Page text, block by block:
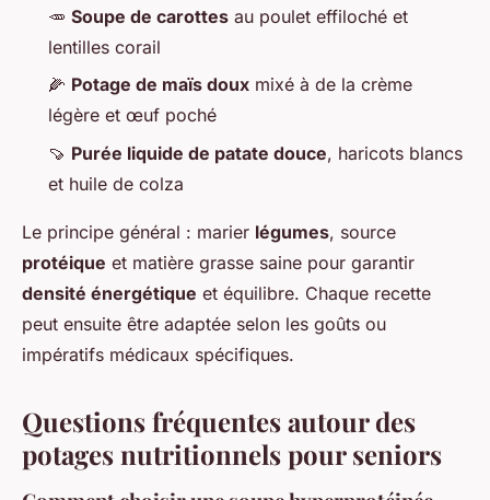
🥕 Soupe de carottes au poulet effiloché et
lentilles corail
🌽 Potage de maïs doux mixé à de la crème
légère et œuf poché
🍠 Purée liquide de patate douce, haricots blancs
et huile de colza
Le principe général : marier légumes, source
protéique et matière grasse saine pour garantir
densité énergétique et équilibre. Chaque recette
peut ensuite être adaptée selon les goûts ou
impératifs médicaux spécifiques.
Questions fréquentes autour des
potages nutritionnels pour seniors